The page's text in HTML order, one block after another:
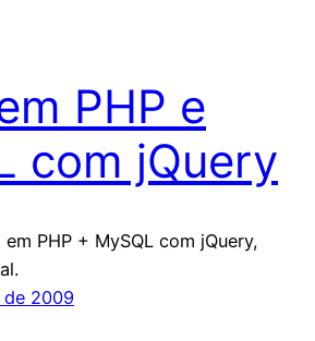
PHP e
com jQuery
PHP + MySQL com jQuery,
2009